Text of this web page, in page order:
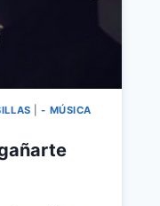
|- MÚSICA